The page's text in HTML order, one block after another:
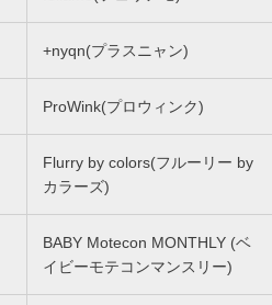
+nyqn(プラスニャン)
ProWink(プロウィンク)
Flurry by colors(フルーリー by
カラーズ)
BABY Motecon MONTHLY (ベ
イビーモテコンマンスリー)